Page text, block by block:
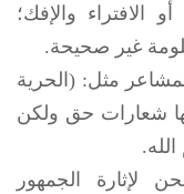
الافتراء والإفك؛
مثل: (الحرية
شعارات حق ولكن
لإثارة الجمهور